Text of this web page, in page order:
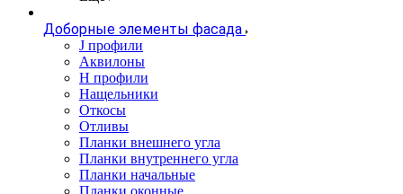
Доборные элементы фасада
J профили
Аквилоны
Н профили
Нащельники
Откосы
Отливы
Планки внешнего угла
Планки внутреннего угла
Планки начальные
Планки оконные